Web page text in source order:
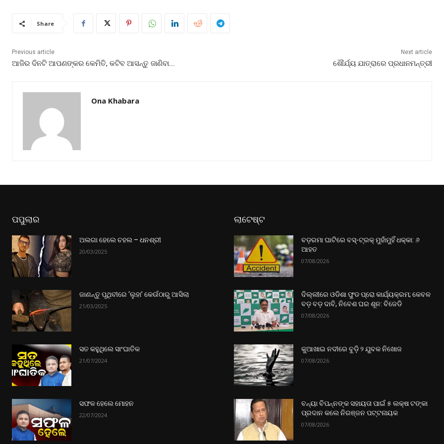
Share
Previous article
ଆଜିର ଦିନଟି ଆପଣଙ୍କର କେମିତି, କଟିବ ଆସନ୍ତୁ ଜାଣିବା….
Next article
ଶୌର୍ଯ୍ୟ ଯାତ୍ରାରେ ପ୍ରଧାନମନ୍ତ୍ରୀ
Ona Khabara
ପପୁଲାର
ଅଲଗା ହେଲେ ଚହଲ – ଧନଶ୍ରୀ
20/03/2025
ଜାଣନ୍ତୁ ପୃଥିବୀରେ ‘ଲୁହା’ କେଉଁଠାରୁ ଆସିଲା
21/03/2025
ସତ କହୁଥିଲେ ସାଂଘାତିକ
21/07/2024
ସଫଳ ହେଲେ ମୋହନ
22/07/2024
ଲାଟେଷ୍ଟ
ବଡ଼ରମା ଘାଟିରେ ବସ୍-ଟ୍ରକ୍ ମୁହାଁମୁହିଁ ଧକ୍କା: ୬
ଆହତ
07/08/2026
ଦିଲ୍ଲୀରେ ଓଡିଶା ଫୁଡ ପ୍ରୋ କାର୍ଯ୍ୟକ୍ରମ; କେବଳ
ବଡ଼ ବଡ଼ ଦାବି, ନିବେଶ ଘର ଶୂନ: ବିଜେଡି
07/08/2026
କୁଆଖାଇ ନଦୀରେ ବୁଡ଼ି ୨ ଯୁବକ ନିଖୋଜ
07/08/2026
ବନ୍ୟା ବିପନ୍ନଙ୍କ ସହାୟତା ପାଇଁ ୫ ଲକ୍ଷ ଟଙ୍କା
ପ୍ରଦାନ କଲେ ନିରଞ୍ଜନ ପଟ୍ଟନାୟକ
07/08/2026